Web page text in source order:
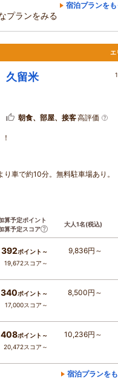
宿泊プランを
プランをみる
エ
久留米
朝食、部屋、接客高評価
車で約10分。無料駐車場あり。
算予定ポイント
算予定スコア
大人1名(税込)
392ポイント～
19,672スコア～
9,836円～
340ポイント～
17,000スコア～
8,500円～
408ポイント～
20,472スコア～
10,236円～
宿泊プランを